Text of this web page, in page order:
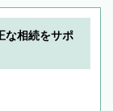
な相続をサポ